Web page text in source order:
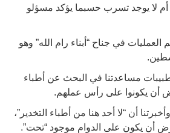
أم لا يوجد تسرب حسبما يؤكد مسؤلو
في جناح “أبناء رام الله” وهو
مساعدتنا في البحث عن أطباء
أن يكونوا على رأس عملهم.
أن “لا أحد هنا من أطباء التخدير”،
أن يكون على الدوام موجود “تحت”.